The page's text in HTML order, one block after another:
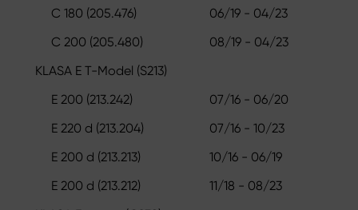
C 180 (205.476)
06/19 - 04/23
C 200 (205.480)
08/19 - 04/23
KLASA E T-Model (S213)
E 200 (213.242)
07/16 - 06/20
E 220 d (213.204)
07/16 - 10/23
E 200 d (213.213)
10/16 - 06/19
E 200 d (213.212)
11/18 - 08/23